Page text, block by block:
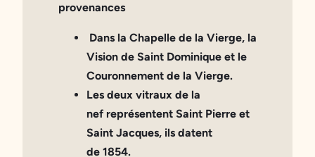
provenances
Dans la Chapelle de la Vierge, la
Vision de Saint Dominique et le
Couronnement de la Vierge.
Les deux vitraux de la
nefreprésentent Saint Pierre et
Saint Jacques, ils datent
de 1854.